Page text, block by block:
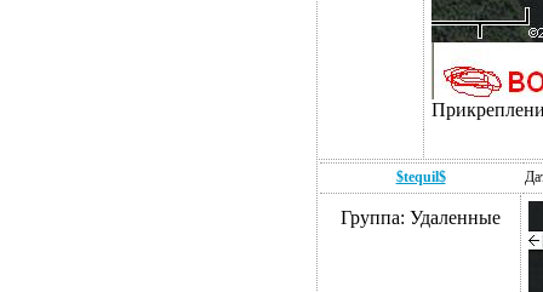
$tequil$
Группа: Удаленные